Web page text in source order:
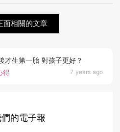
面相關的文章
得 7 years ago
才生第一胎 對孩子更好？
的電子報